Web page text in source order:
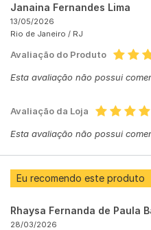
Janaina Fernandes Lima
13/05/2026
Rio de Janeiro / RJ
Avaliação do Produto
Esta avaliação não possui
Avaliação da Loja
Esta avaliação não possui
Eu recomendo este produto
28/03/2026